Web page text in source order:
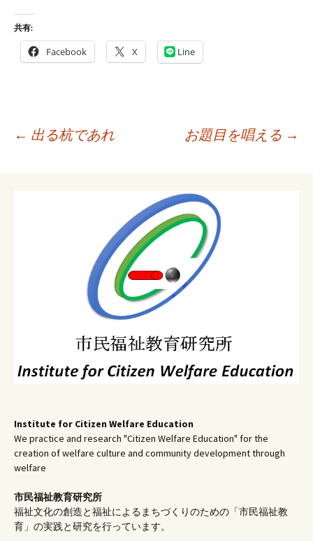
共有:
Facebook X Line
← 出る杭であれ お題目を唱える →
Institute for Citizen Welfare Education
We practice and research "Citizen Welfare Education" for the
creation of welfare culture and community development through
welfare
市民福祉教育研究所
福祉文化の創造と福祉によるまちづくりのための「市民福祉教
育」の実践と研究を行っています。